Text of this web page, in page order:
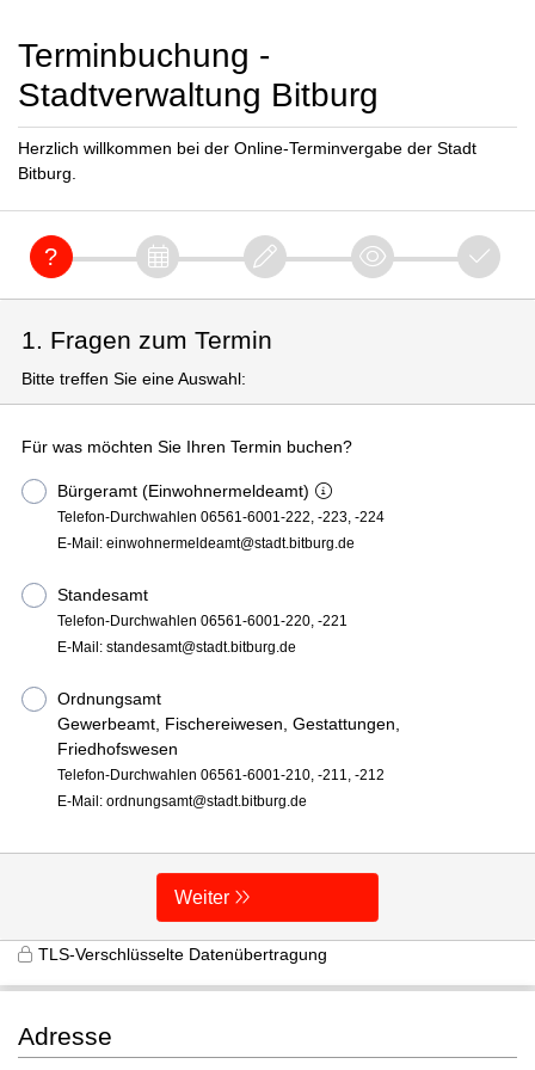
Terminbuchung -
Stadtverwaltung Bitburg
Herzlich willkommen bei der Online-Terminvergabe der Stadt
Bitburg.
1. Fragen zum Termin
Bitte treffen Sie eine Auswahl:
Für was möchten Sie Ihren Termin buchen?
Bürgeramt (Einwohnermeldeamt)
Telefon-Durchwahlen 06561-6001-222, -223, -224
E-Mail: einwohnermeldeamt@stadt.bitburg.de
Standesamt
Telefon-Durchwahlen 06561-6001-220, -221
E-Mail: standesamt@stadt.bitburg.de
Ordnungsamt
Gewerbeamt, Fischereiwesen, Gestattungen,
Friedhofswesen
Telefon-Durchwahlen 06561-6001-210, -211, -212
E-Mail: ordnungsamt@stadt.bitburg.de
Weiter
TLS-Verschlüsselte Datenübertragung
Adresse